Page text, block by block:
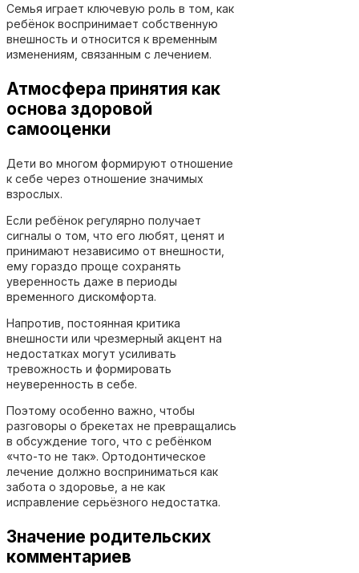
Семья играет ключевую роль в том, как
ребёнок воспринимает собственную
внешность и относится к временным
изменениям, связанным с лечением.
Атмосфера принятия как
основа здоровой
самооценки
Дети во многом формируют отношение
к себе через отношение значимых
взрослых.
Если ребёнок регулярно получает
сигналы о том, что его любят, ценят и
принимают независимо от внешности,
ему гораздо проще сохранять
уверенность даже в периоды
временного дискомфорта.
Напротив, постоянная критика
внешности или чрезмерный акцент на
недостатках могут усиливать
тревожность и формировать
неуверенность в себе.
Поэтому особенно важно, чтобы
разговоры о брекетах не превращались
в обсуждение того, что с ребёнком
«что-то не так». Ортодонтическое
лечение должно восприниматься как
забота о здоровье, а не как
исправление серьёзного недостатка.
Значение родительских
комментариев